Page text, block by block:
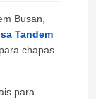
Busan,
Tandem
chapas
para